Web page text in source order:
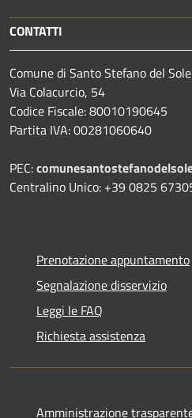
CONTATTI
Comune di Santo Stefano del Sole
Via Colacurcio, 54
Codice Fiscale: 80010190645
Partita IVA: 00281060640
PEC:
Centralino Unico: +39 0825
Prenotazione appuntamento
Segnalazione disservizio
Leggi le FAQ
Richiesta assistenza
Amministrazione